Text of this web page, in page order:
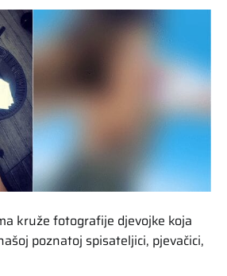
kruže fotografije djevojke koja
poznatoj spisateljici, pjevačici,